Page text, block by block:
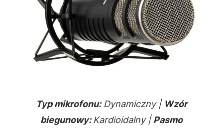
Typ mikrofonu:Dynamiczny | Wzór
biegunowy:Kardioidalny | Pasmo